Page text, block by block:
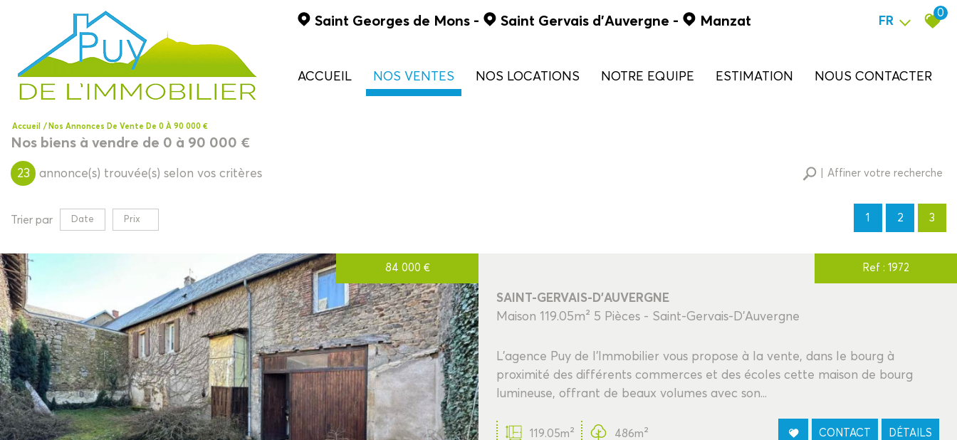
Saint Georges de Mons - Saint Gervais d'Auvergne - Manzat FR
0
ACCUEIL NOS VENTES NOS LOCATIONS NOTRE EQUIPE ESTIMATION NOUS CONTACTER
Accueil Nos Annonces De Vente De 0 À 90 000 €
Nos biens à vendre de 0 à 90 000 €
23 annonce(s) trouvée(s) selon vos critères Affiner votre recherche
25KM
Critères supplémentaires
Piscine Parking Terrasse
+
Trier par Date Prix 1 2 3
84 000 € Ref : 1972
SAINT-GERVAIS-D'AUVERGNE
Maison 119.05m² 5 Pièces - Saint-Gervais-D'Auvergne
L'agence Puy de l'Immobilier vous propose à la vente, dans le bourg à
proximité des différents commerces et des écoles cette maison de bourg
lumineuse, offrant de beaux volumes avec son...
119.05m² 486m² CONTACT DÉTAILS